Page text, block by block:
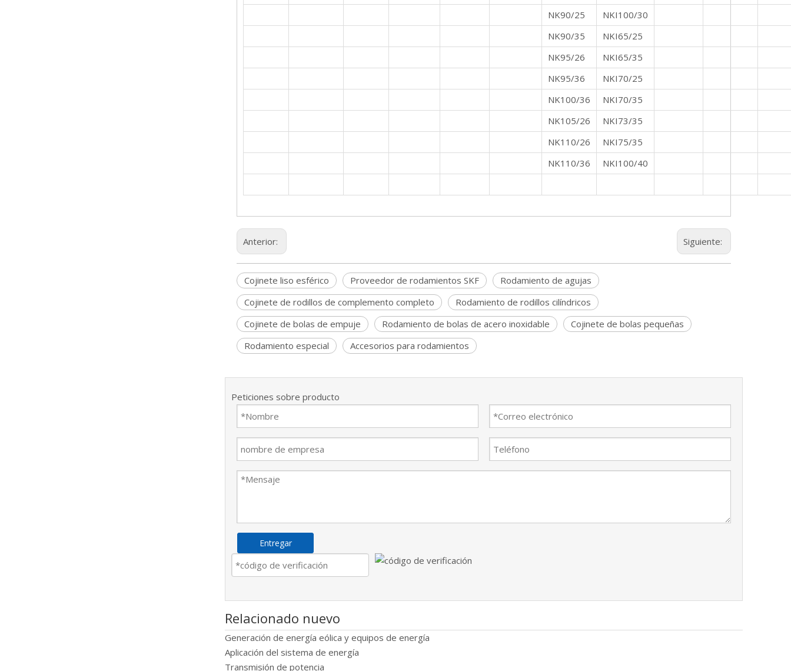
NK90/25
NKI100/30
NK90/35
NKI65/25
NK95/26
NKI65/35
NK95/36
NKI70/25
NK100/36
NKI70/35
NK105/26
NKI73/35
NK110/26
NKI75/35
NK110/36
NKI100/40
Anterior: Siguiente:
Cojinete liso esférico Proveedor de rodamientos SKF
Rodamiento de agujas
Cojinete de rodillos de complemento completo
Rodamiento de rodillos cilíndricos
Cojinete de bolas de empuje
Rodamiento de bolas de acero inoxidable
Cojinete de bolas pequeñas
Rodamiento especial
Accesorios para rodamientos
Peticiones sobre producto
Entregar
Relacionado nuevo
Generación de energía eólica y equipos de energía
Aplicación del sistema de energía
Transmisión de potencia